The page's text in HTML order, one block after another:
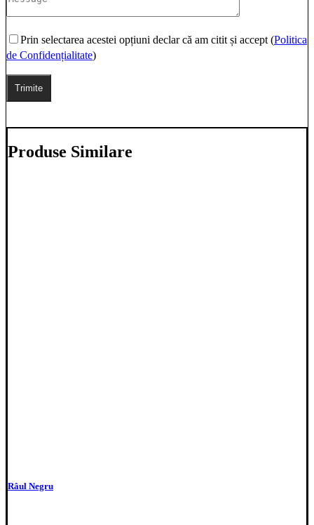
Prin selectarea acestei opțiuni declar că am citit și accept (Politica
de Confidențialitate)
Produse Similare
Râul Negru